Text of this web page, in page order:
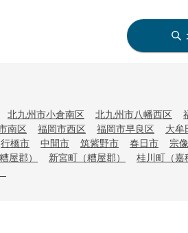
北九州市小倉南区 北九州市八幡西区
南区 福岡市西区 福岡市早良区 大牟
行橋市 中間市 筑紫野市 春日市 宗
屋郡） 新宮町（糟屋郡）
桂川町（嘉